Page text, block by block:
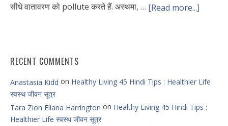
सीधे वातावरण को pollute करते हैं. अस्थमा, … [Read more...]
RECENT COMMENTS
Anastasia Kidd on Healthy Living 45 Hindi Tips : Healthier Life
स्वस्थ जीवन सूत्र
Tara Zion Eliana Harrington on Healthy Living 45 Hindi Tips :
Healthier Life स्वस्थ जीवन सूत्र